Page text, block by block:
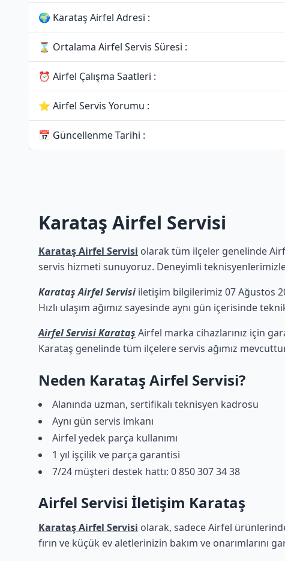
🌍 Karataş Airfel Adresi :
⌛ Ortalama Airfel Servis Süresi :
⏰ Airfel Çalışma Saatleri :
⭐ Airfel Servis Yorumu :
📅 Güncellenme Tarihi :
Karataş Airfel Servisi
Karataş Airfel Servisi olarak tüm ilçeler genelinde
servis hizmeti sunuyoruz. Deneyimli
Karataş Airfel Servisi iletişim bilgilerimiz 07 Ağustos
Hızlı ulaşım ağımız sayesinde aynı gün içerisinde
Airfel Servisi Karataş Airfel marka cihazlarınız için
Karataş genelinde tüm ilçelere servis ağımız
Neden Karataş Airfel Servisi?
Alanında uzman, sertifikalı teknisyen kadrosu
Aynı gün servis imkanı
Airfel yedek parça kullanımı
1 yıl işçilik ve parça garantisi
7/24 müşteri destek hattı: 0 850 307 34 38
Airfel Servisi İletişim Karataş
Karataş Airfel Servisi olarak, sadece Airfel
fırın ve küçük ev aletlerinizin bakım ve onarımlarını